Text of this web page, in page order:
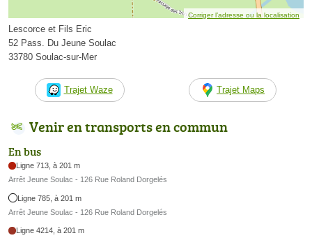
Corriger l’adresse ou la localisation
Lescorce et Fils Eric
52 Pass. Du Jeune Soulac
33780 Soulac-sur-Mer
Trajet Waze Trajet Maps
Venir en transports en commun
En bus
Ligne 713, à 201 m
Arrêt Jeune Soulac - 126 Rue Roland Dorgelés
Ligne 785, à 201 m
Arrêt Jeune Soulac - 126 Rue Roland Dorgelés
Ligne 4214, à 201 m